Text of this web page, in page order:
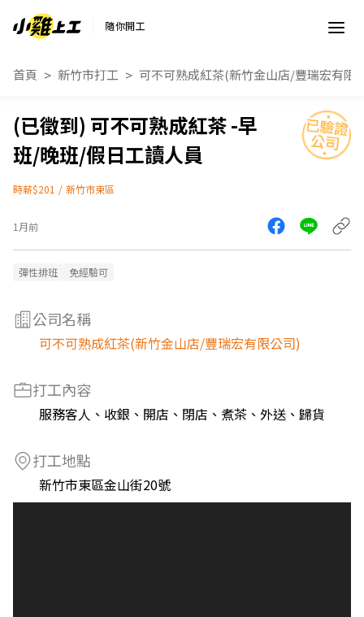
隨你開工
首頁 新竹市打工 可不可熟成紅茶(新竹金山店/豐瑞宏有限
可不可熟成紅茶 -早
班/晚班/假日工讀人員
時薪$201 / 新竹市東區
1月前
彈性排班 免經驗可
公司名稱
可不可熟成紅茶(新竹金山店/豐瑞宏有限公司)
打工內容
服務客人、收銀、開店、閉店、煮茶、外送、歸貨
打工地點
新竹市東區金山街20號